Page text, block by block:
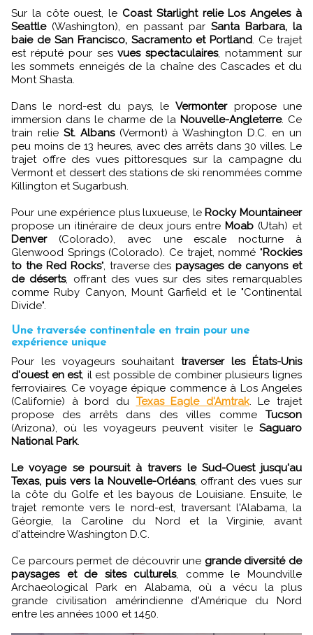
Sur la côte ouest, le Coast Starlight relie Los Angeles à
Seattle(Washington), en passant par Santa Barbara, la
baie de San Francisco, Sacramento et Portland. Ce trajet
est réputé pour sesvues spectaculaires, notamment sur
les sommets enneigés de la chaîne des Cascades et du
Mont Shasta.
Dans le nord-est du pays, leVermonter propose une
immersion dans le charme de la Nouvelle-Angleterre. Ce
train relie St. Albans(Vermont) à Washington D.C. en un
peu moins de 13 heures, avec des arrêts dans 30 villes. Le
trajet offre des vues pittoresques sur la campagne du
Vermont et dessert des stations de ski renommées comme
Killington et Sugarbush.
Pour une expérience plus luxueuse, le Rocky Mountaineer
propose un itinéraire de deux jours entre Moab (Utah) et
Denver (Colorado), avec une escale nocturne à
Glenwood Springs (Colorado). Ce trajet, nommé "Rockies
to the Red Rocks", traverse despaysages de canyons et
de déserts, offrant des vues sur des sites remarquables
comme Ruby Canyon, Mount Garfield et le "Continental
Divide".
Une traversée continentale en train pour une
expérience unique
Pour les voyageurs souhaitant traverser les États-Unis
d'ouest en est, il est possible de combiner plusieurs lignes
ferroviaires. Ce voyage épique commence à Los Angeles
(Californie) à bord du Texas Eagle d'Amtrak. Le trajet
propose des arrêts dans des villes comme Tucson
(Arizona), où les voyageurs peuvent visiter le Saguaro
National Park.
Le voyage se poursuit à travers le Sud-Ouest jusqu'au
Texas, puis vers la Nouvelle-Orléans, offrant des vues sur
la côte du Golfe et les bayous de Louisiane. Ensuite, le
trajet remonte vers le nord-est, traversant l'Alabama, la
Géorgie, la Caroline du Nord et la Virginie, avant
d'atteindre Washington D.C.
Ce parcours permet de découvrir une grande diversité de
paysages et de sites culturels, comme le Moundville
Archaeological Park en Alabama, où a vécu la plus
grande civilisation amérindienne d'Amérique du Nord
entre les années 1000 et 1450.